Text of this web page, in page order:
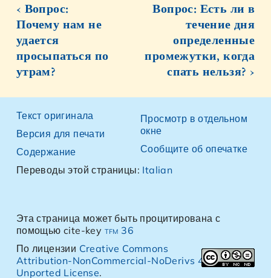
‹ Вопрос:
Почему нам не
удается
просыпаться по
утрам?
Вопрос: Есть ли в
течение дня
определенные
промежутки, когда
спать нельзя? ›
Текст оригинала
Версия для печати
Содержание
Просмотр в отдельном
окне
Сообщите об опечатке
Переводы этой страницы: Italian
Эта страница может быть процитирована с
помощью cite-key tfm 36
По лицензии Creative Commons
Attribution-NonCommercial-NoDerivs 4.0
Unported License.